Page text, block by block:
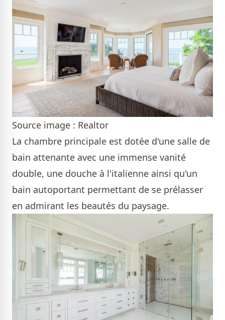
Source image : Realtor
La chambre principale est dotée d'une salle de
bain attenante avec une immense vanité
double, une douche à l'italienne ainsi qu'un
bain autoportant permettant de se prélasser
en admirant les beautés du paysage.